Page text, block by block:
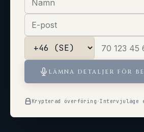
LÄMNA DETALJER FÖR
Krypterad överföring ·